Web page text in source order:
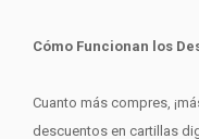
Cómo Funcionan los
Cuanto más compres,
descuentos en cartillas